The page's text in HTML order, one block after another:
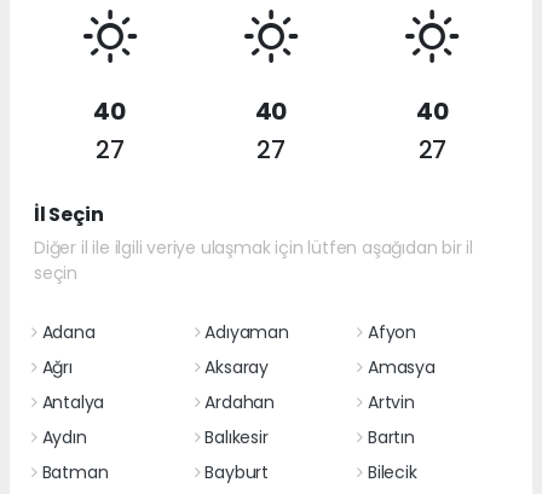
40
27
40
27
40
27
İl Seçin
Diğer il ile ilgili veriye ulaşmak için lütfen aşağıdan bir il
seçin
Adana Adıyaman
Afyon
Ağrı
Aksaray
Amasya
Antalya
Ardahan
Artvin
Aydın
Balıkesir
Bartın
Batman
Bayburt
Bilecik